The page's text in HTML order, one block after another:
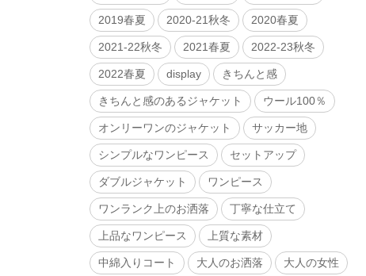
2019春夏 2020-21秋冬 2020春夏
2021-22秋冬 2021春夏 2022-23秋冬
2022春夏 display きちんと感
きちんと感のあるジャケット ウール100％
オンリーワンのジャケット サッカー地
シンプルなワンピース セットアップ
ダブルジャケット ワンピース
ワンランク上のお洒落 丁寧な仕立て
上品なワンピース 上質な素材
中綿入りコート 大人のお洒落 大人の女性